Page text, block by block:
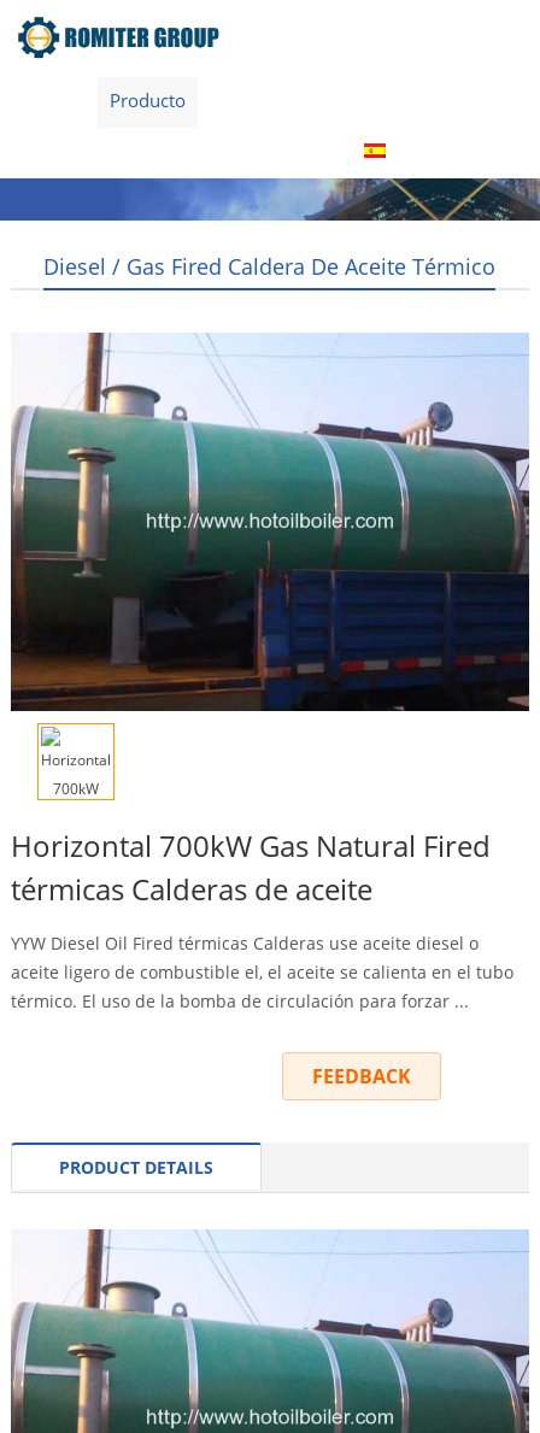
Producto
Diesel / Gas Fired Caldera De Aceite Térmico
Horizontal 700kW Gas Natural Fired
térmicas Calderas de aceite
YYW Diesel Oil Fired térmicas Calderas use aceite diesel o
aceite ligero de combustible el, el aceite se calienta en el tubo
térmico. El uso de la bomba de circulación para forzar ...
FEEDBACK
PRODUCT DETAILS